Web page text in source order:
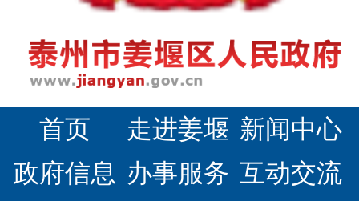
首页 走进姜堰 新闻中心
政府信息 办事服务 互动交流